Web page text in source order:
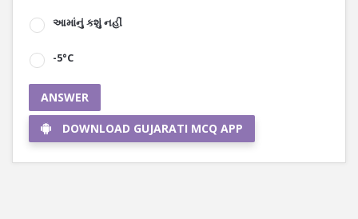
આમાંનું કશું નહીં
-5°C
ANSWER
DOWNLOAD GUJARATI MCQ APP